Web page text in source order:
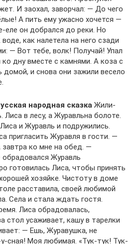
И заохал, заворчал: — До чего
А пить ему ужасно хочется —
еле он добрался до реки. Но
как налетела на него сзади
— Вот тебе, волк! Получай! Упал
дну вместе с камнями. А коза с
домой, и снова они зажили весело
народная сказка Жили-
в лесу, а Журавльна болоте.
и Журавль и подружились.
пригласить Журавля в гости. —
ко мне на обед. —
Журавль
готовилась Лиса, чтобы принять
хозяйке. Чистоту в доме
расставила, своей любимой
Села и стала ждать гостя.
Лиса обрадовалась,
стол усаживает, кашу в тарелки
— Ешь, Журавушка, не
сная! Моя любимая. «Тук-тук! Тук-